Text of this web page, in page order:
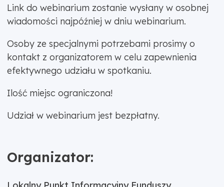
Link do webinarium zostanie wysłany w osobnej
wiadomości najpóźniej w dniu webinarium.
Osoby ze specjalnymi potrzebami prosimy o
kontakt z organizatorem w celu zapewnienia
efektywnego udziału w spotkaniu.
Ilość miejsc ograniczona!
Udział w webinarium jest bezpłatny.
Organizator: